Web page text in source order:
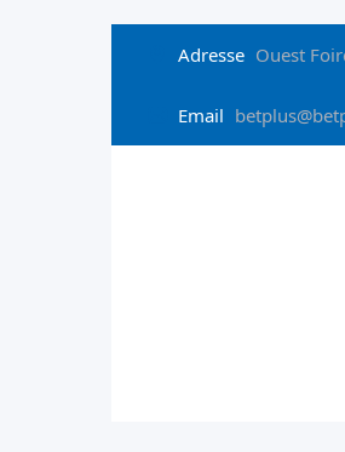
Adresse Ouest
Email